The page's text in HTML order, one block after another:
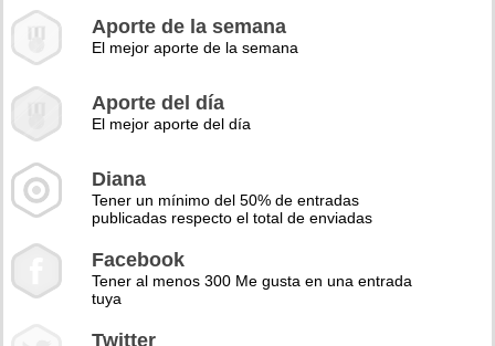
Aporte de la semana
El mejor aporte de la semana
Aporte del día
El mejor aporte del día
Diana
Tener un mínimo del 50% de entradas
publicadas respecto el total de enviadas
Facebook
Tener al menos 300 Me gusta en una entrada
tuya
Twitter